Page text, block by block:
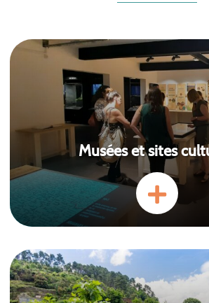
Musées et sites